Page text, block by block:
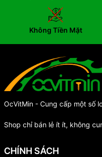
Không Tiền Mặt
OcVitMin - Cung cấp một số
Shop chỉ bán lẻ ít ít, không
CHÍNH SÁCH